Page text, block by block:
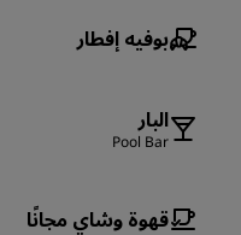
بوفيه إفطار
البار
Pool Bar
قهوة وشاي مجانًا